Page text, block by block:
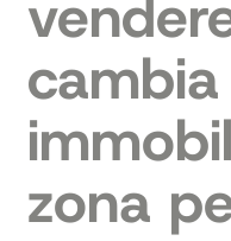
zona